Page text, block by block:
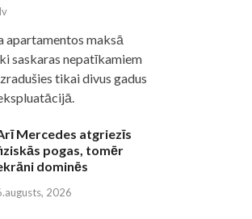
apartamentos maksā
saskaras nepatīkamiem
tikai divus gadus
Mercedes atgriezīs
pogas, tomēr
dominēs
2026